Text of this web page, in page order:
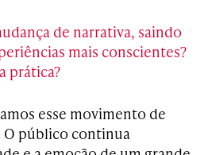
de narrativa, saindo
mais conscientes?
prática?
esse movimento de
O público continua